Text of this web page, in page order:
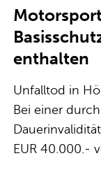
enthalten
Unfalltod in
Bei einer
EUR 40.000.-